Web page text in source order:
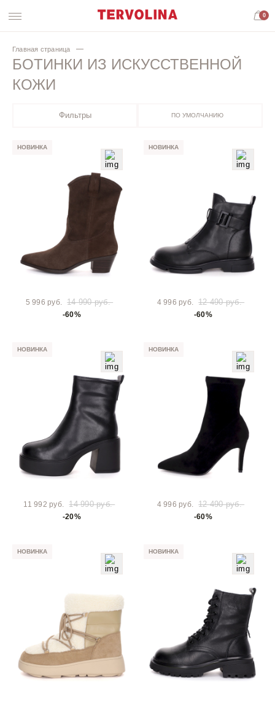
0
Главная страница
БОТИНКИ ИЗ ИСКУССТВЕННОЙ
КОЖИ
Фильтры ПО УМОЛЧАНИЮ
НОВИНКА
5 996 руб. 14 990 руб.
-60%
НОВИНКА
4 996 руб. 12 490 руб.
-60%
НОВИНКА
11 992 руб. 14 990 руб.
-20%
НОВИНКА
4 996 руб. 12 490 руб.
-60%
НОВИНКА НОВИНКА